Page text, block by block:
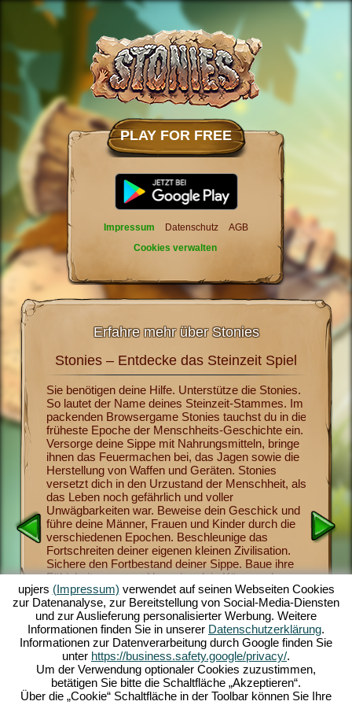
PLAY FOR FREE
Impressum Datenschutz
AGB
Cookies verwalten
Erfahre mehr über Stonies
mit
lustig
leicht
auf
Stonies – Entdecke das Steinzeit Spiel
Sie benötigen deine Hilfe. Unterstütze die Stonies.
So lautet der Name deines Steinzeit-Stammes. Im
packenden Browsergame Stonies tauchst du in die
früheste Epoche der Menschheits-Geschichte ein.
Versorge deine Sippe mit Nahrungsmitteln, bringe
ihnen das Feuermachen bei, das Jagen sowie die
Herstellung von Waffen und Geräten. Stonies
versetzt dich in den Urzustand der Menschheit, als
das Leben noch gefährlich und voller
Unwägbarkeiten war. Beweise dein Geschick und
führe deine Männer, Frauen und Kinder durch die
verschiedenen Epochen. Beschleunige das
Fortschreiten deiner eigenen kleinen Zivilisation.
Sichere den Fortbestand deiner Sippe. Baue ihre
Fähigkeiten aus und beweise dein Können als
tatkräftiger Anführer. Das unterhaltsame
Steinzeitspiel bietet dir umfangreiche
Gestaltungsmöglichkeiten, herausragende
Grafiken im 3D-Comic-Stil sowie spannende
Aufgaben und Missionen, die du mit deiner Sippe
meisterst. Spiel jetzt mit!
Jetzt
bringst
Vorräte
stelle
Stamm.
und
upjers (Impressum) verwendet auf seinen Webseiten Cookies
zur Datenanalyse, zur Bereitstellung von Social-Media-Diensten
und zur Auslieferung personalisierter Werbung. Weitere
Informationen finden Sie in unserer Datenschutzerklärung.
Informationen zur Datenverarbeitung durch Google finden Sie
unter https://business.safety.google/privacy/.
Um der Verwendung optionaler Cookies zuzustimmen,
betätigen Sie bitte die Schaltfläche „Akzeptieren“.
Über die „Cookie“ Schaltfläche in der Toolbar können Sie Ihre